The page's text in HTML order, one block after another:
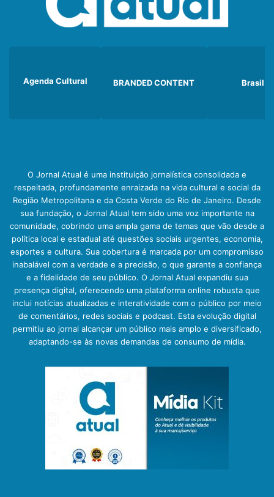
Agenda Cultural BRANDED CONTENT Brasil
O Jornal Atual é uma instituição jornalística consolidada e
respeitada, profundamente enraizada na vida cultural e social da
Região Metropolitana e da Costa Verde do Rio de Janeiro. Desde
sua fundação, o Jornal Atual tem sido uma voz importante na
comunidade, cobrindo uma ampla gama de temas que vão desde a
política local e estadual até questões sociais urgentes, economia,
esportes e cultura. Sua cobertura é marcada por um compromisso
inabalável com a verdade e a precisão, o que garante a confiança
e a fidelidade de seu público. O Jornal Atual expandiu sua
presença digital, oferecendo uma plataforma online robusta que
inclui notícias atualizadas e interatividade com o público por meio
de comentários, redes sociais e podcast. Esta evolução digital
permitiu ao jornal alcançar um público mais amplo e diversificado,
adaptando-se às novas demandas de consumo de mídia.